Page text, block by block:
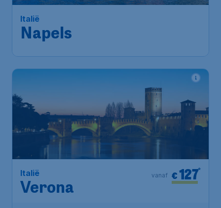
Schiphol
Luchthaven Napels
1u geleden gevonden
Italië
Verona
€127*
vanaf